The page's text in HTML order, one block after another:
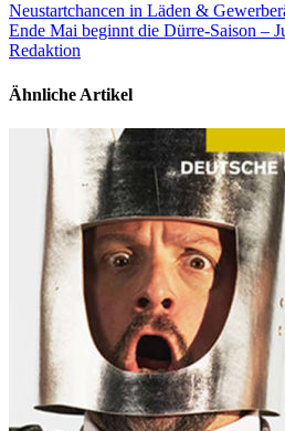
Neustartchancen in Läden &
Ende Mai beginnt die Dürre-Saison –
Redaktion
Ähnliche Artikel